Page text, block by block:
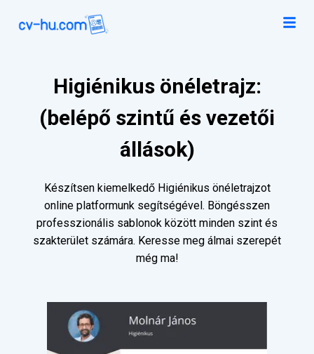
Higiénikus önéletrajz:
(belépő szintű és vezetői
állások)
Készítsen kiemelkedő Higiénikus önéletrajzot
online platformunk segítségével. Böngésszen
professzionális sablonok között minden szint és
szakterület számára. Keresse meg álmai szerepét
még ma!